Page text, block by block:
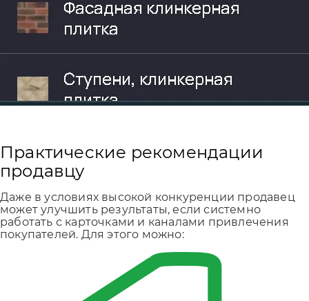
Практические рекомендации
продавцу
Даже в условиях высокой конкуренции продавец
может улучшить результаты, если системно
работать с карточками и каналами привлечения
покупателей. Для этого можно: